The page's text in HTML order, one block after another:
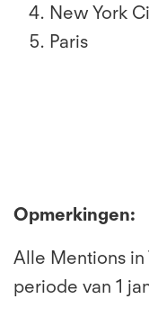
New York
Paris
Opmerkingen:
Alle Mentions in
periode van 1